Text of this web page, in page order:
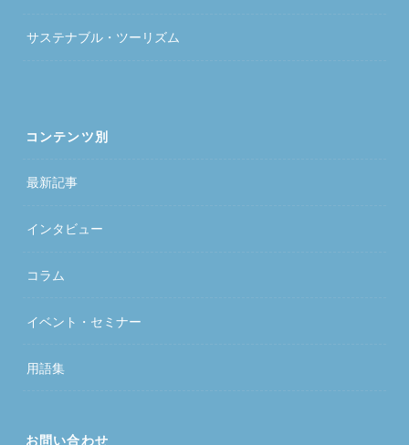
サステナブル・ツーリズム
コンテンツ別
最新記事
インタビュー
コラム
イベント・セミナー
用語集
お問い合わせ